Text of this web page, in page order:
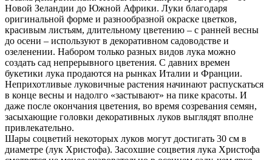
Новой Зеландии до Южной Африки. Луки благодаря
оригинальной форме и разнообразной окраске цветков,
красивым листьям, длительному цветению – с ранней весны
до осени – используют в декоративном садоводстве и
озеленении. Набором только разных видов лука можно
создать сад непрерывного цветения. С давних времен
букетики лука продаются на рынках Италии и Франции.
Неприхотливые луковичные растения начинают распускаться
в конце весны и надолго «застывают» на пике красоты. И
даже после окончания цветения, во время созревания семян,
засыхающие головки декоративных луков выглядят вполне
привлекательно.
Шары соцветий некоторых луков могут достигать 30 см в
диаметре (лук Христофа). Засохшие соцветия лука Христофа